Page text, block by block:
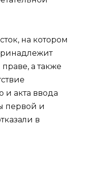
на котором
а также
и акта ввода
первой и
в